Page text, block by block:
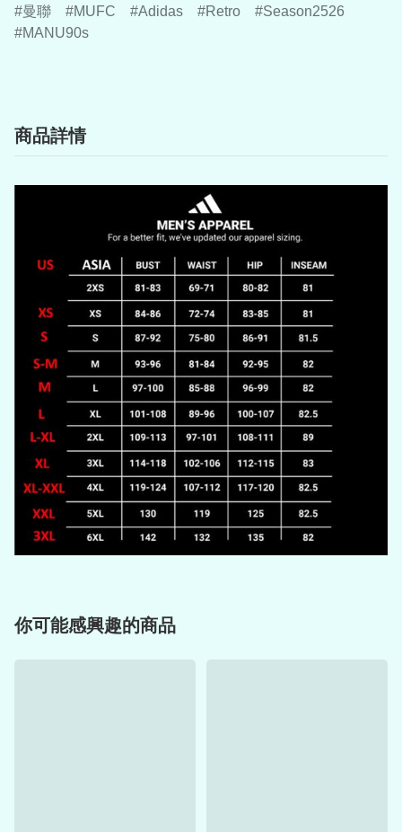
曼聯 MUFC Adidas Retro
Season2526
MANU90s
商品詳情
你可能感興趣的商品